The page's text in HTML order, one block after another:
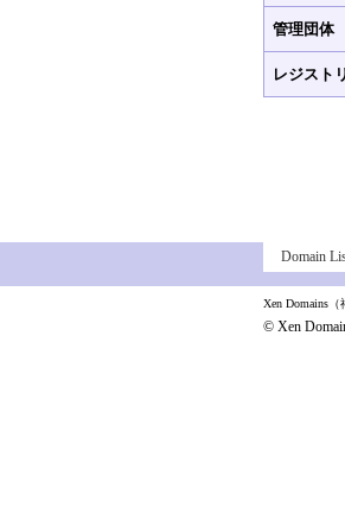
管理団体
レジスト
Domain
Xen Domains
© Xen